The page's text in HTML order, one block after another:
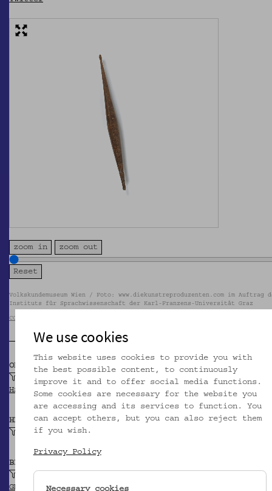
zoom in zoom out
Volkskundemuseum Wien / Foto: www.diekunstreproduzenten.com im Auftrag
Instituts für Sprachwissenschaft der Karl-Franzens-Universität Graz
CC BY-NC-SA
OBJEKTKLASSE
Handspindel
HSA-Thesaurus
HERSTELLER/IN
Unbekannt
BEITRAGENDE/R
Ive, Antonio (?)
GND
We use cookies
This website uses cookies to provide you with
the best possible content, to continuously
improve it and to offer social media functions.
Some cookies are necessary for the website you
are accessing and its services to function. You
can accept others, but you can also reject them
if you wish.
Privacy Policy
Necessary cookies